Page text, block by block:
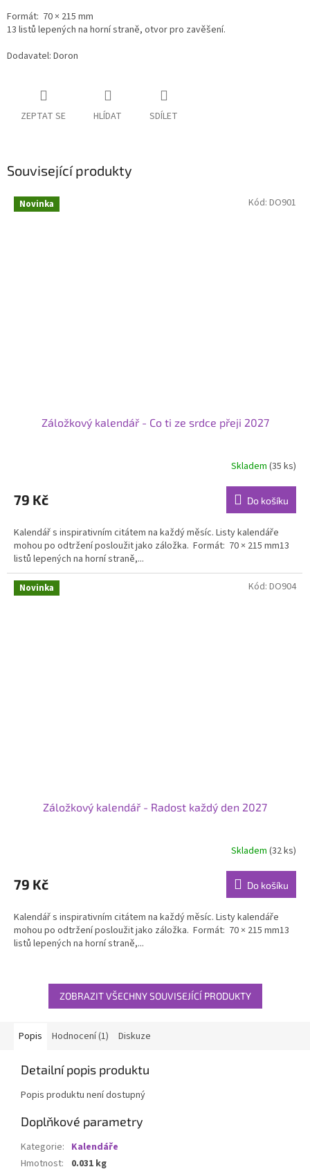
Formát: 70 × 215 mm
13 listů lepených na horní straně, otvor pro zavěšení.
Dodavatel: Doron
ZEPTAT SE HLÍDAT SDÍLET
Související produkty
Novinka
Záložkový kalendář - Co ti ze srdce přeji 2027
produktu
je
z
5
hvězdiček.
Skladem(35 ks)
79 Kč Do košíku
Kalendář s inspirativním citátem na každý měsíc. Listy kalendáře
mohou po odtržení posloužit jako záložka. Formát: 70 × 215 mm13
listů lepených na horní straně,...
Kód: DO901
Novinka
Záložkový kalendář - Radost každý den 2027
produktu
je
z
5
hvězdiček.
Skladem(32 ks)
79 Kč Do košíku
Kalendář s inspirativním citátem na každý měsíc. Listy kalendáře
mohou po odtržení posloužit jako záložka. Formát: 70 × 215 mm13
listů lepených na horní straně,...
Kód: DO904
ZOBRAZIT VŠECHNY SOUVISEJÍCÍ PRODUKTY
Popis Hodnocení (1) Diskuze
Detailní popis produktu
Popis produktu není dostupný
Doplňkové parametry
Kategorie: Kalendáře
Hmotnost: 0.031 kg